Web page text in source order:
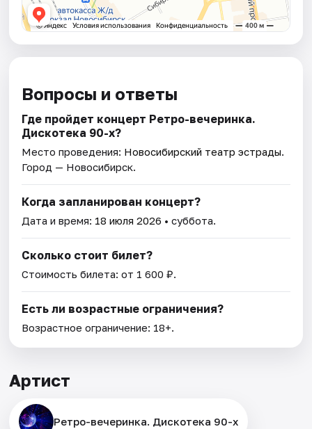
Вопросы и ответы
Где пройдет концерт Ретро-вечеринка.
Дискотека 90-х?
Место проведения: Новосибирский театр эстрады.
Город — Новосибирск.
Когда запланирован концерт?
Дата и время: 18 июля 2026 • суббота.
Сколько стоит билет?
Стоимость билета: от 1 600 ₽.
Есть ли возрастные ограничения?
Возрастное ограничение: 18+.
Артист
Ретро-вечеринка. Дискотека 90-х